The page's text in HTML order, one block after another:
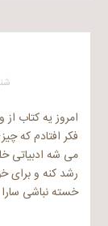
شنبه ۱۶
امروز یه کتاب
فکر افتادم که
می شه ادبیاتی
رشد کنه و برای
خسته نباشی سارا